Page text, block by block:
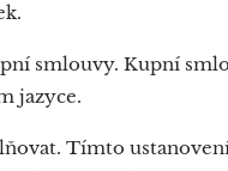
smlouvy. Kupní
jazyce.
Tímto